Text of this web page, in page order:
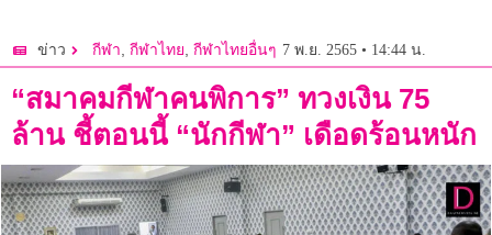
ข่าว กีฬา, กีฬาไทย, กีฬาไทยอื่นๆ 7 พ.ย. 2565 • 14:44 น.
“สมาคมกีฬาคนพิการ” ทวงเงิน 75
ล้าน ชี้ตอนนี้ “นักกีฬา” เดือดร้อนหนัก